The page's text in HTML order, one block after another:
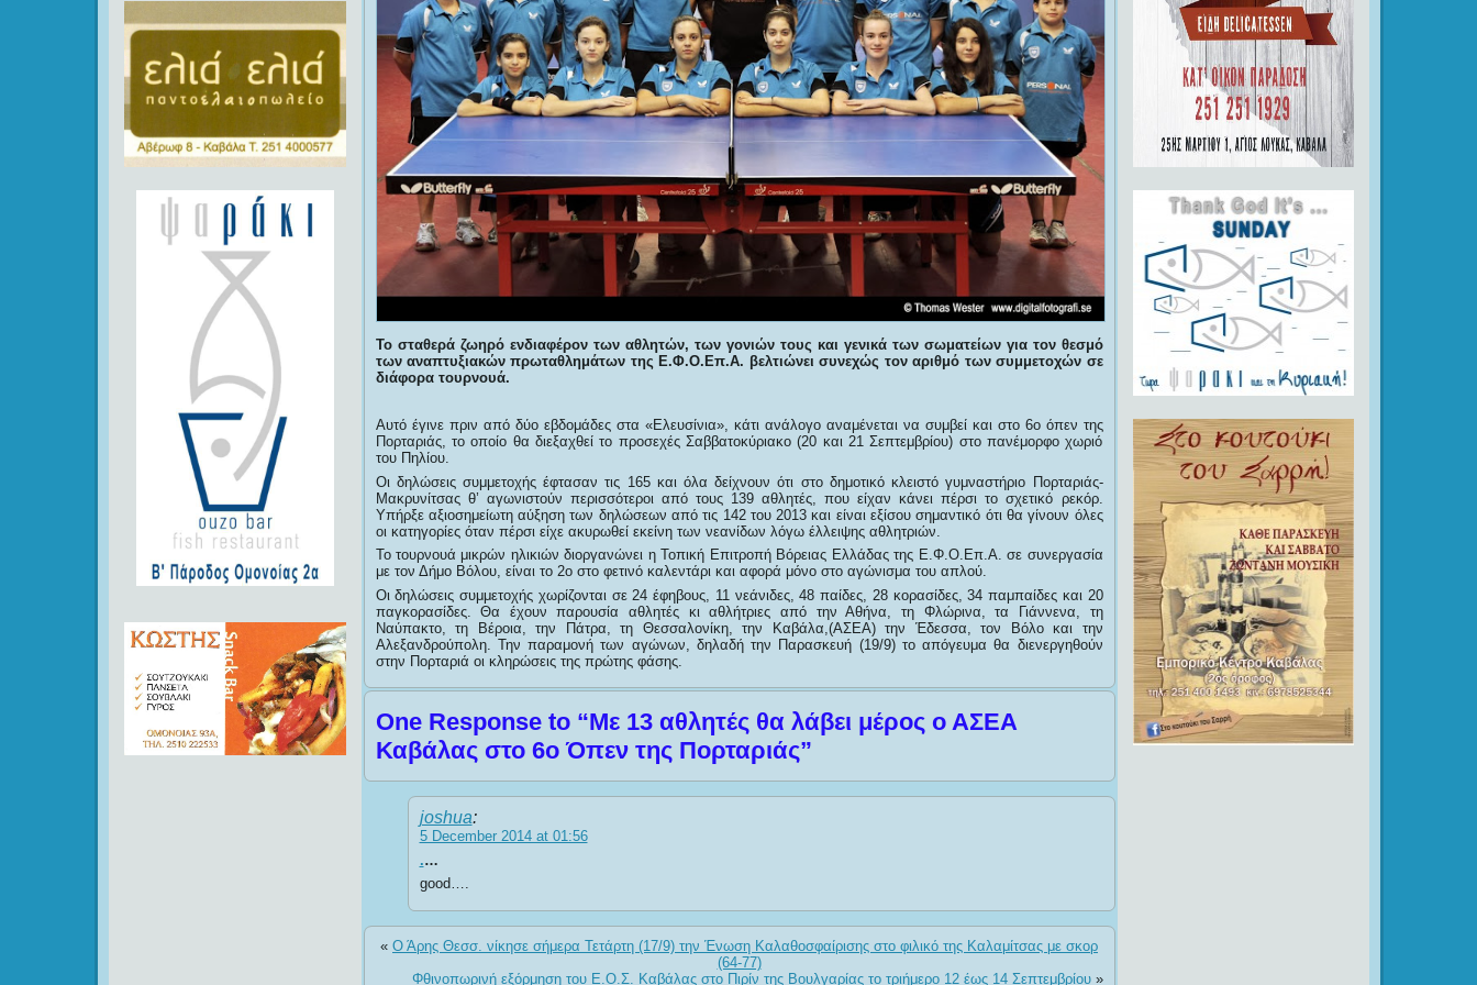
Το σταθερά ζωηρό ενδιαφέρον των αθλητών, των γονιών τους και γενικά των σωματείων για τον θεσμό
των αναπτυξιακών πρωταθλημάτων της Ε.Φ.Ο.Επ.Α. βελτιώνει συνεχώς τον αριθμό των συμμετοχών σε
διάφορα τουρνουά.
Αυτό έγινε πριν από δύο εβδομάδες στα «Ελευσίνια», κάτι ανάλογο αναμένεται να συμβεί και στο 6ο όπεν της
Πορταριάς, το οποίο θα διεξαχθεί το προσεχές Σαββατοκύριακο (20 και 21 Σεπτεμβρίου) στο πανέμορφο χωριό
του Πηλίου.
Οι δηλώσεις συμμετοχής έφτασαν τις 165 και όλα δείχνουν ότι στο δημοτικό κλειστό γυμναστήριο Πορταριάς-
Μακρυνίτσας θ’ αγωνιστούν περισσότεροι από τους 139 αθλητές, που είχαν κάνει πέρσι το σχετικό ρεκόρ.
Υπήρξε αξιοσημείωτη αύξηση των δηλώσεων από τις 142 του 2013 και είναι εξίσου σημαντικό ότι θα γίνουν όλες
οι κατηγορίες όταν πέρσι είχε ακυρωθεί εκείνη των νεανίδων λόγω έλλειψης αθλητριών.
Το τουρνουά μικρών ηλικιών διοργανώνει η Τοπική Επιτροπή Bόρειας Ελλάδας της Ε.Φ.Ο.Επ.Α. σε συνεργασία
με τον Δήμο Βόλου, είναι το 2ο στο φετινό καλεντάρι και αφορά μόνο στο αγώνισμα του απλού.
Οι δηλώσεις συμμετοχής χωρίζονται σε 24 έφηβους, 11 νεάνιδες, 48 παίδες, 28 κορασίδες, 34 παμπαίδες και 20
παγκορασίδες. Θα έχουν παρουσία αθλητές κι αθλήτριες από την Αθήνα, τη Φλώρινα, τα Γιάννενα, τη
Ναύπακτο, τη Βέροια, την Πάτρα, τη Θεσσαλονίκη, την Καβάλα,(ΑΣΕΑ) την Έδεσσα, τον Βόλο και την
Αλεξανδρούπολη. Την παραμονή των αγώνων, δηλαδή την Παρασκευή (19/9) το απόγευμα θα διενεργηθούν
στην Πορταριά οι κληρώσεις της πρώτης φάσης.
One Response to “Με 13 αθλητές θα λάβει μέρος ο ΑΣΕΑ
Καβάλας στο 6ο Όπεν της Πορταριάς”
joshua:
5 December 2014 at 01:56
.…
good….
« Ο Άρης Θεσσ. νίκησε σήμερα Τετάρτη (17/9) την Ένωση Καλαθοσφαίρισης στο φιλικό της Καλαμίτσας με σκορ
(64-77)
Φθινοπωρινή εξόρμηση του Ε.Ο.Σ. Καβάλας στο Πιρίν της Βουλγαρίας το τριήμερο 12 έως 14 Σεπτεμβρίου»